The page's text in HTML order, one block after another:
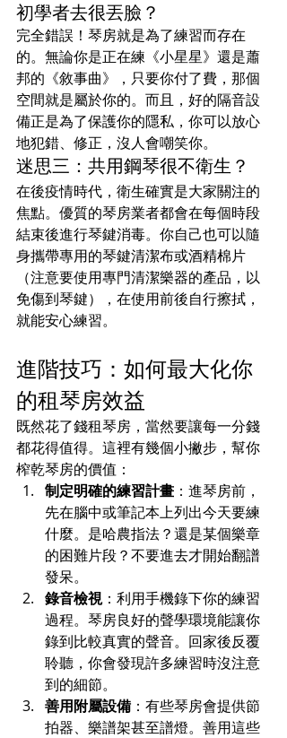
初學者去很丟臉？
完全錯誤！琴房就是為了練習而存在
的。無論你是正在練《小星星》還是蕭
邦的《敘事曲》，只要你付了費，那個
空間就是屬於你的。而且，好的隔音設
備正是為了保護你的隱私，你可以放心
地犯錯、修正，沒人會嘲笑你。
迷思三：共用鋼琴很不衛生？
在後疫情時代，衛生確實是大家關注的
焦點。優質的琴房業者都會在每個時段
結束後進行琴鍵消毒。你自己也可以隨
身攜帶專用的琴鍵清潔布或酒精棉片
（注意要使用專門清潔樂器的產品，以
免傷到琴鍵），在使用前後自行擦拭，
就能安心練習。
進階技巧：如何最大化你
的租琴房效益
既然花了錢租琴房，當然要讓每一分錢
都花得值得。這裡有幾個小撇步，幫你
榨乾琴房的價值：
制定明確的練習計畫 ：進琴房前，
先在腦中或筆記本上列出今天要練
什麼。是哈農指法？還是某個樂章
的困難片段？不要進去才開始翻譜
發呆。
錄音檢視：利用手機錄下你的練習
過程。琴房良好的聲學環境能讓你
錄到比較真實的聲音。回家後反覆
聆聽，你會發現許多練習時沒注意
到的細節。
善用附屬設備 ：有些琴房會提供節
拍器、樂譜架甚至譜燈。善用這些